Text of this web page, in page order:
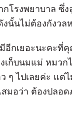
โรงพยาบาล ซึ่
นั้นไม่ต้องกังวล
อีกเยอะนะคะที่
งเก็บนมแม่ หม
ๆ ไปเลยค่ะ แต่
มอว่า ต้องปลอ